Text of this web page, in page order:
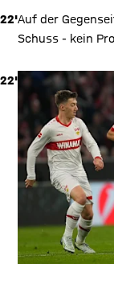
22'Auf der
Schuss - kein
22'